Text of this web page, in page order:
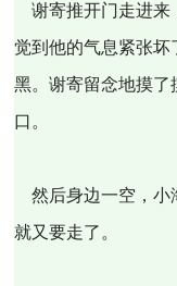
谢寄推开门走进来
觉到他的气息紧张坏
黑。谢寄留念地摸了
口。
然后身边一空，小
就又要走了。